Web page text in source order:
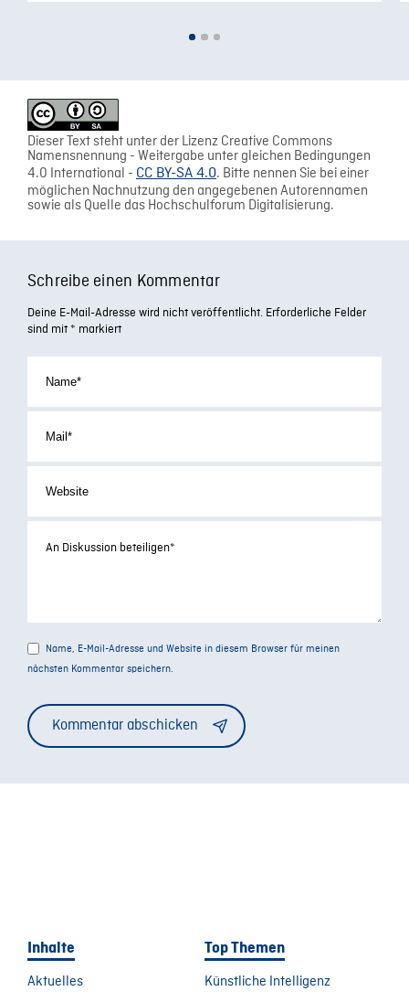
Dieser Text steht unter der Lizenz Creative Commons
Namensnennung - Weitergabe unter gleichen Bedingungen
4.0 International - CC BY-SA 4.0. Bitte nennen Sie bei einer
möglichen Nachnutzung den angegebenen Autorennamen
sowie als Quelle das Hochschulforum Digitalisierung.
Schreibe einen Kommentar
Deine E-Mail-Adresse wird nicht veröffentlicht. Erforderliche Felder
sind mit * markiert
Name, E-Mail-Adresse und Website in diesem Browser für meinen
nächsten Kommentar speichern.
Inhalte
Aktuelles
Top Themen
Künstliche Intelligenz